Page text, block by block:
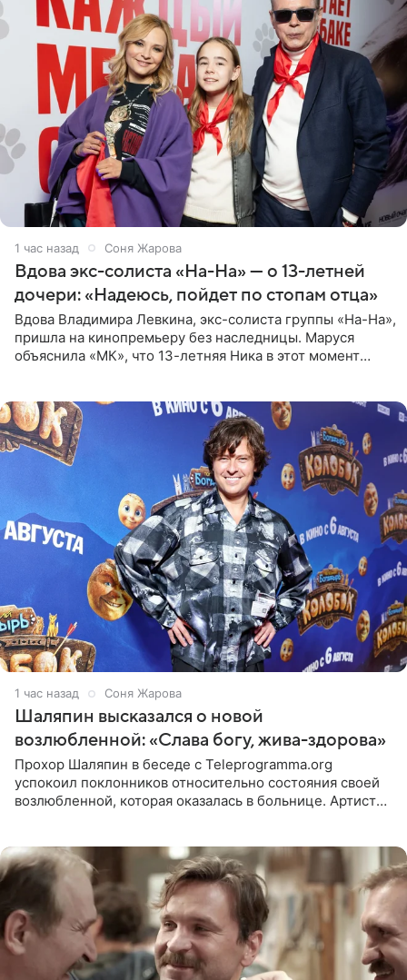
1 час назад Соня Жарова
Вдова экс-солиста «На-На» — о 13-летней
дочери: «Надеюсь, пойдет по стопам отца»
Вдова Владимира Левкина, экс-солиста группы «На-На»,
пришла на кинопремьеру без наследницы. Маруся
объяснила «МК», что 13-летняя Ника в этот момент
1 час назад Соня Жарова
Шаляпин высказался о новой
возлюбленной: «Слава богу, жива-здорова»
Прохор Шаляпин в беседе с Teleprogramma.org
успокоил поклонников относительно состояния своей
возлюбленной, которая оказалась в больнице. Артист